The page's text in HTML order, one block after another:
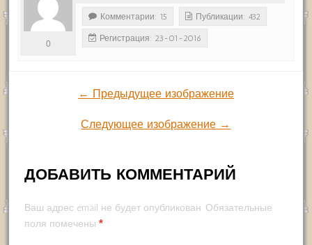
0
Комментарии: 15 Публикации: 432
Регистрация: 23-01-2016
← Предыдущее изображение
Следующее изображение →
ДОБАВИТЬ КОММЕНТАРИЙ
Ваш адрес email не будет опубликован. Обязательные
поля помечены *